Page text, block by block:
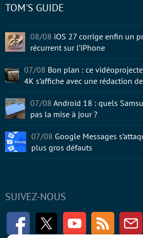
SUIVEZ-NOUS
FacebookTwitter Youtube RSS
TOM'S GUIDE
08/08 iOS 27 corrige enfin un
récurrent sur l’iPhone
07/08 Bon plan : ce
4K s’affiche avec une rédaction
07/08 Android 18 : quels
pas la mise à jour ?
07/08 Google Messages
plus gros défauts